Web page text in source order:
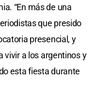
“En más de una
que presido
presencial, y
vivir a los argentinos y
esta fiesta durante